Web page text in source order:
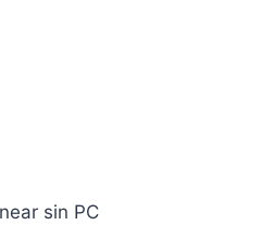
sin PC